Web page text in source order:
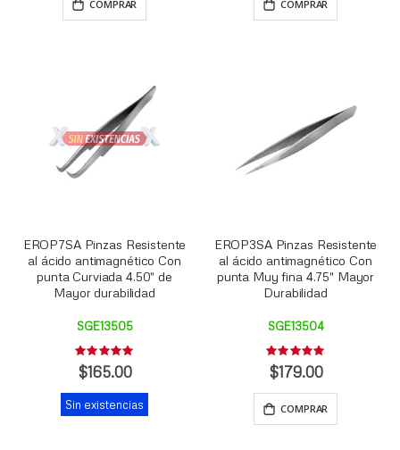
COMPRAR COMPRAR
EROP7SA Pinzas Resistente
al ácido antimagnético Con
punta Curviada 4.50" de
Mayor durabilidad
SGE13505
Rating:
0%
$165.00
Sin existencias
EROP3SA Pinzas Resistente
al ácido antimagnético Con
punta Muy fina 4.75" Mayor
Durabilidad
SGE13504
Rating:
0%
$179.00
COMPRAR